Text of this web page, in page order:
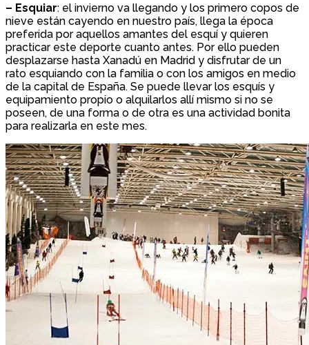
– Esquiar: el invierno va llegando y los primero copos de
nieve están cayendo en nuestro país, llega la época
preferida por aquellos amantes del esquí y quieren
practicar este deporte cuanto antes. Por ello pueden
desplazarse hasta Xanadú en Madrid y disfrutar de un
rato esquiando con la familia o con los amigos en medio
de la capital de España. Se puede llevar los esquís y
equipamiento propio o alquilarlos allí mismo si no se
poseen, de una forma o de otra es una actividad bonita
para realizarla en este mes.